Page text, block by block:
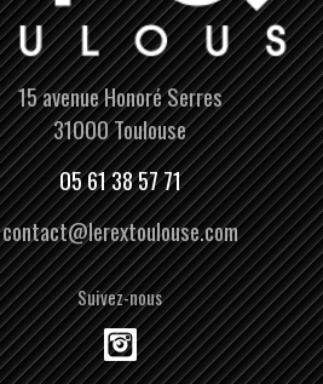
15 avenue Honoré Serres
31000 Toulouse
05 61 38 57 71
contact@lerextoulouse.com
Suivez-nous